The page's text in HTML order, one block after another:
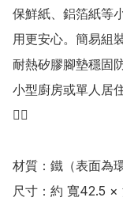
保鮮紙、鋁箔紙等
用更安心。簡易組
耐熱矽膠腳墊穩固
小型廚房或單人居
👍🏻
材質：鐵（表面為
尺寸：約 寬42.5 ×